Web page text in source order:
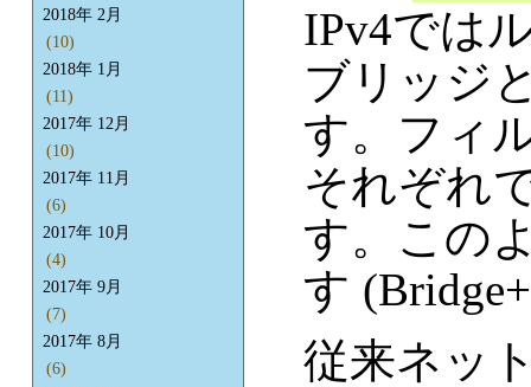
IPv4では
ブリッジ
す。フィ
それぞれ
す。この
す
従来ネッ
2018年 2月
(10)
2018年 1月
(11)
2017年 12月
(10)
2017年 11月
(6)
2017年 10月
(4)
2017年 9月
(7)
2017年 8月
(6)